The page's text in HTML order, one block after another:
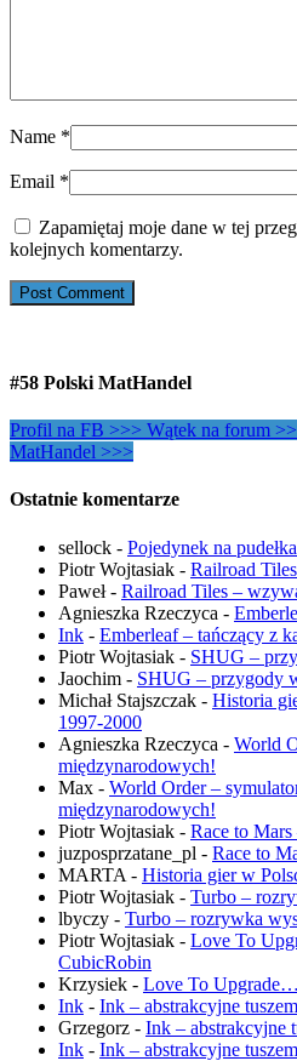
Name *
Email *
Zapamiętaj moje dane w tej
kolejnych komentarzy.
#58 Polski MatHandel
Profil na FB >>> Wątek na forum
MatHandel >>>
Ostatnie komentarze
sellock - Pojedynek na
Piotr Wojtasiak - Railroad
Paweł- Railroad Tiles –
Agnieszka Rzeczyca -
Ink - Emberleaf – tańczący z
Piotr Wojtasiak - SHUG –
Jaochim - SHUG – przygody
Michał Stajszczak - Historia
1997-2000
Agnieszka Rzeczyca - World
międzynarodowych!
Max - World Order –
międzynarodowych!
Piotr Wojtasiak - Race to
juzposprzatane_pl - Race to
MARTA - Historia gier w
Piotr Wojtasiak - Turbo –
lbyczy - Turbo – rozrywka
Piotr Wojtasiak - Love To
CubicRobin
Krzysiek - Love To
Ink - Ink – abstrakcyjne
Grzegorz - Ink – abstrakcyjne
Ink - Ink – abstrakcyjne